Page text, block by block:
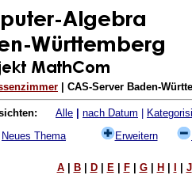
| CAS-Server Baden-
Alle nach Datum
Neues Thema
Erweitern
A| B| D| E| F| G| H J